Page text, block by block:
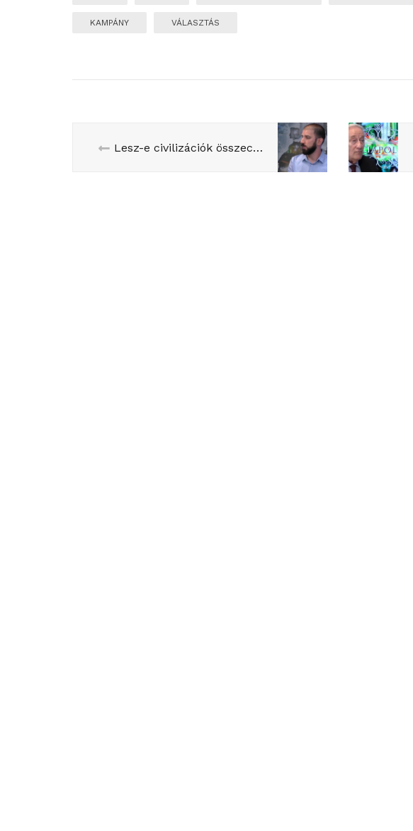
KAMPÁNY VÁLASZTÁS
Lesz-e civilizációk összecsapása Európában? Beszélgetés Sayfo Omárral